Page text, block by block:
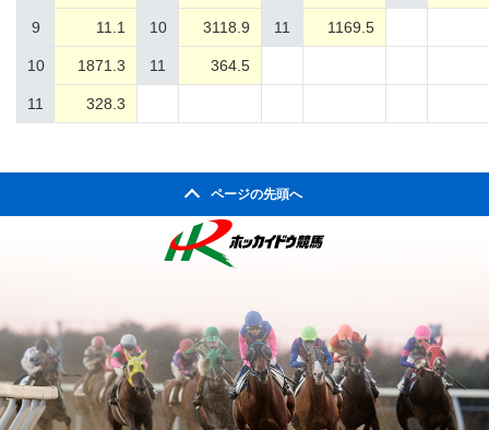
9 11.1 10 3118.9 11 1169.5
10 1871.3 11 364.5
11 328.3
ページの先頭へ